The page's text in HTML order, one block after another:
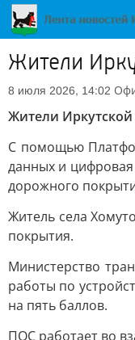
Жители
8 июля 2026, 14:02
Жители
С помощью
данных и
дорожного
Житель села
покрытия.
Министерство
работы по
на пять баллов.
ПОС работает во